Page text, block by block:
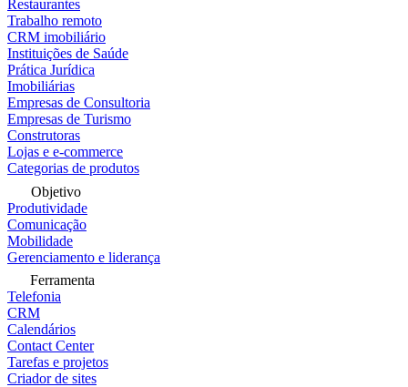
Restaurantes
Trabalho remoto
CRM imobiliário
Instituições de Saúde
Prática Jurídica
Imobiliárias
Empresas de Consultoria
Empresas de Turismo
Construtoras
Lojas e e-commerce
Categorias de produtos
Objetivo
Produtividade
Comunicação
Mobilidade
Gerenciamento e liderança
Ferramenta
Telefonia
CRM
Calendários
Contact Center
Tarefas e projetos
Criador de sites